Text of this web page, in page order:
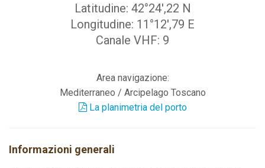
Latitudine: 42°24',22 N
Longitudine: 11°12',79 E
Canale VHF: 9
Area navigazione:
Mediterraneo / Arcipelago Toscano
La planimetria del porto
Informazioni generali